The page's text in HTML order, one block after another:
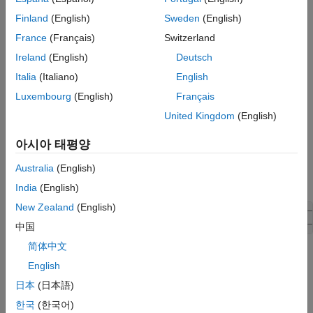
GoogLeNet 신경망과 해당 클래스 이름을 불러옵니다. 이
단계에서는 Deep Learning Toolbox™ Modelfor GoogLeNet
Network
지원 패키지가 필요합니다. 필요한 지원 패키지가
설치되어 있지 않으면 이를 다운로드할 수 있는 링크가
제공됩니다.
영상 분류를 위해 사전 훈련된 다른 신경망을 불러와도 됩니다.
사전 훈련된 다른 신경망을 사용해 보려면 MATLAB®에서 이
예제를 연 다음 다른 신경망을 선택하십시오. 예를 들어,
있습니다. 사전 훈련된 다른 신경망을 사용하여 이 예제를 실행할
수 있습니다. 사용 가능한 모든 신경망 목록을 보려면
GoogLeNet의 경우 신경망의
입력 계층입니다. 영상 입력 계층의
입력 크기입니다.
Finland (English)
France (Français)
Ireland (English)
Italia (Italiano)
Luxembourg (English)
Sweden (English)
Switzerland
Deutsch
English
Français
United Kingdom (English)
아시아 태평양
Australia (English)
India (English)
New Zealand (English)
中国
简体中文
English
日本 (日本語)
한국 (한국어)